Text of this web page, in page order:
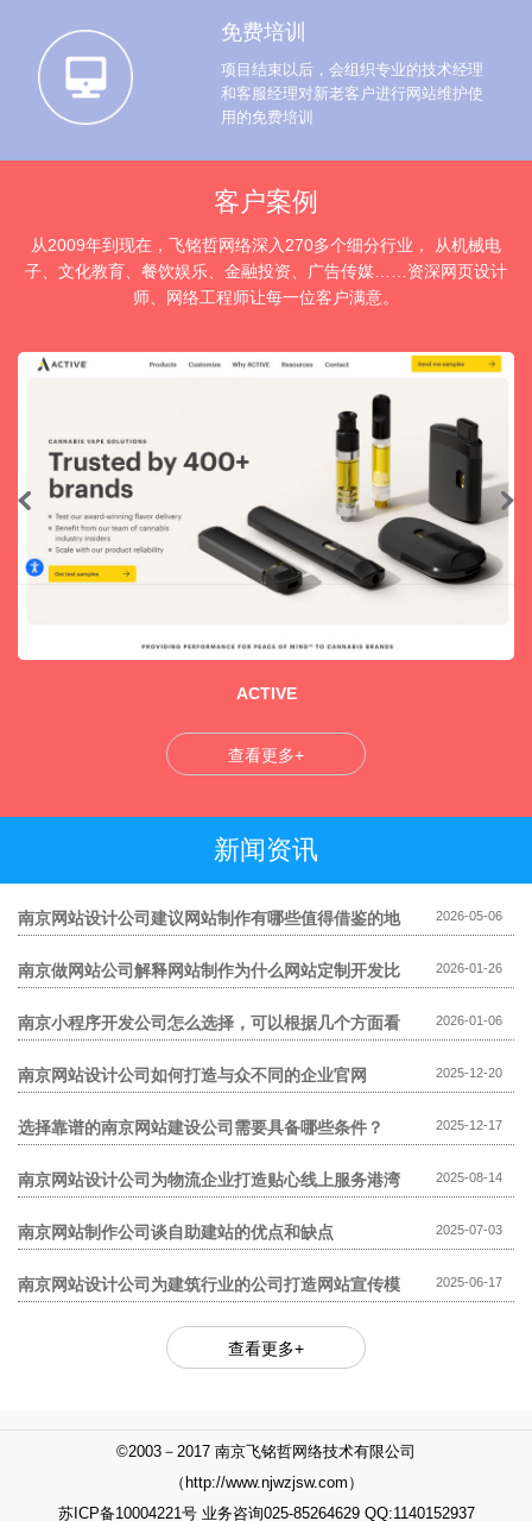
免费培训
项目结束以后，会组织专业的技术经理
和客服经理对新老客户进行网站维护使
用的免费培训
客户案例
从2009年到现在，飞铭哲网络深入270多个细分行业， 从机械电
子、文化教育、餐饮娱乐、金融投资、广告传媒……资深网页设计
师、网络工程师让每一位客户满意。
ACTIVE
查看更多+
新闻资讯
南京网站设计公司建议网站制作有哪些值得借鉴的地
2026-05-06
南京做网站公司解释网站制作为什么网站定制开发比
2026-01-26
南京小程序开发公司怎么选择，可以根据几个方面看 2026-01-06
南京网站设计公司如何打造与众不同的企业官网 2025-12-20
选择靠谱的南京网站建设公司需要具备哪些条件？ 2025-12-17
南京网站设计公司为物流企业打造贴心线上服务港湾 2025-08-14
南京网站制作公司谈自助建站的优点和缺点 2025-07-03
南京网站设计公司为建筑行业的公司打造网站宣传模
2025-06-17
查看更多+
©2003－2017 南京飞铭哲网络技术有限公司
（http://www.njwzjsw.com）
苏ICP备10004221号 业务咨询025-85264629 QQ:1140152937